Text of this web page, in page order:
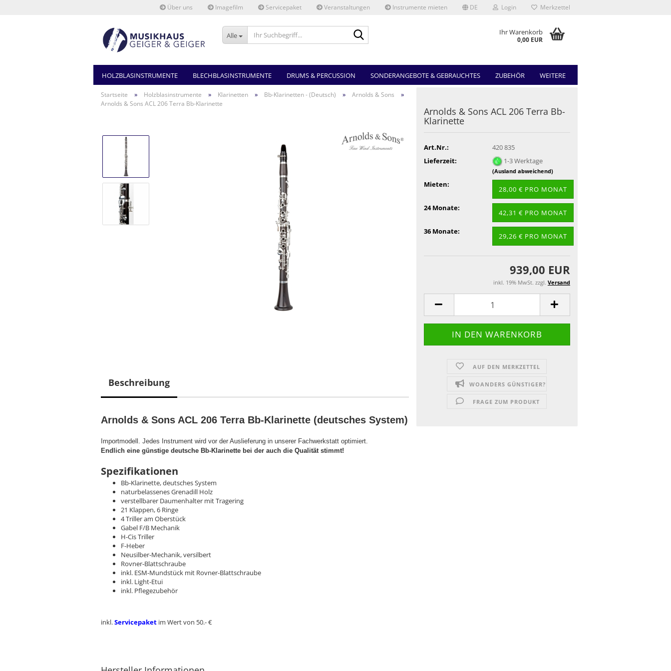
Über uns Imagefilm Servicepaket Veranstaltungen Instrumente mieten DE Login Merkzettel
Alle Ihr Warenkorb
0,00 EUR
HOLZBLASINSTRUMENTE BLECHBLASINSTRUMENTE DRUMS & PERCUSSION SONDERANGEBOTE & GEBRAUCHTES ZUBEHÖR WEITERE
Startseite » Holzblasinstrumente » Klarinetten » Bb-Klarinetten - (Deutsch) » Arnolds & Sons »
Arnolds & Sons ACL 206 Terra Bb-Klarinette
Arnolds & Sons ACL 206 Terra Bb-
Klarinette
Art.Nr.:
420 835
Lieferzeit:
1-3 Werktage
(Ausland abweichend)
Mieten:
28,00 € PRO MONAT
24 Monate:
42,31 € PRO MONAT
36 Monate:
29,26 € PRO MONAT
939,00 EUR
inkl. 19% MwSt. zzgl. Versand
AUF DEN MERKZETTEL
WOANDERS GÜNSTIGER?
FRAGE ZUM PRODUKT
Beschreibung
Arnolds & Sons ACL 206 Terra Bb-Klarinette (deutsches System)
Importmodell. Jedes Instrument wird vor der Auslieferung in unserer Fachwerkstatt optimiert.
Endlich eine günstige deutsche Bb-Klarinette bei der auch die Qualität stimmt!
Spezifikationen
Bb-Klarinette, deutsches System
naturbelassenes Grenadill Holz
verstellbarer Daumenhalter mit Tragering
21 Klappen, 6 Ringe
4 Triller am Oberstück
Gabel F/B Mechanik
H-Cis Triller
F-Heber
Neusilber-Mechanik, versilbert
Rovner-Blattschraube
inkl. ESM-Mundstück mit Rovner-Blattschraube
inkl. Light-Etui
inkl. Pflegezubehör
inkl.Servicepaket im Wert von 50.- €